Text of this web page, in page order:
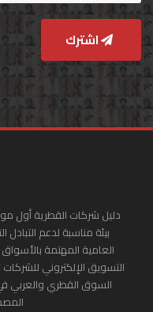
اشترك
دليل شركات القطرية أول
بيئة مناسبة لدعم
العامية المهتمة بالأسواق
التسويق الإلكتروني
السوق القطري والعربي